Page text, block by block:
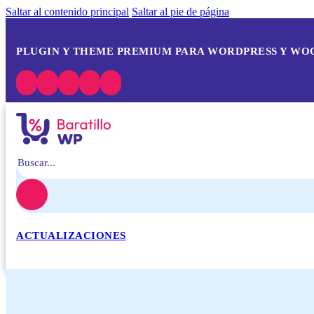
Saltar al contenido principal Saltar al pie de página
PLUGIN Y THEME PREMIUM PARA WORDPRESS Y
ACTUALIZACIONES